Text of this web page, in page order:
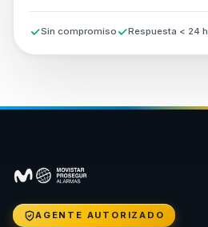
Sin compromiso Respuesta < 24 h
AGENTE AUTORIZADO